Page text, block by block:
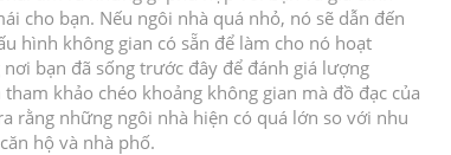
cho bạn. Nếu ngôi nhà quá nhỏ, nó sẽ dẫn đến
hình không gian có sẵn để làm cho nó hoạt
bạn đã sống trước đây để đánh giá lượng
khảo chéo khoảng không gian mà đồ đạc của
rằng những ngôi nhà hiện có quá lớn so với nhu
hộ và nhà phố.